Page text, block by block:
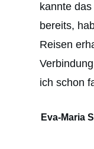
kannte
bereits,
Reisen
ich schon
Eva-Maria